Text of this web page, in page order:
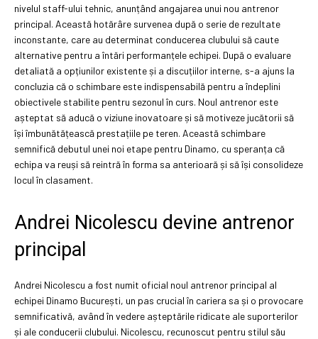
nivelul staff-ului tehnic, anunțând angajarea unui nou antrenor
principal. Această hotărâre survenea după o serie de rezultate
inconstante, care au determinat conducerea clubului să caute
alternative pentru a întări performanțele echipei. După o evaluare
detaliată a opțiunilor existente și a discuțiilor interne, s-a ajuns la
concluzia că o schimbare este indispensabilă pentru a îndeplini
obiectivele stabilite pentru sezonul în curs. Noul antrenor este
așteptat să aducă o viziune inovatoare și să motiveze jucătorii să
își îmbunătățească prestațiile pe teren. Această schimbare
semnifică debutul unei noi etape pentru Dinamo, cu speranța că
echipa va reuși să reintră în forma sa anterioară și să își consolideze
locul în clasament.
Andrei Nicolescu devine antrenor
principal
Andrei Nicolescu a fost numit oficial noul antrenor principal al
echipei Dinamo București, un pas crucial în cariera sa și o provocare
semnificativă, având în vedere așteptările ridicate ale suporterilor
și ale conducerii clubului. Nicolescu, recunoscut pentru stilul său